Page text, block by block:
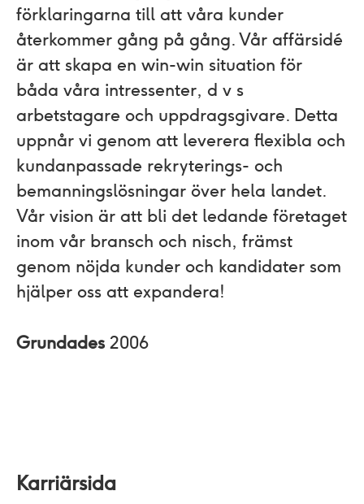
förklaringarna till att våra kunder
återkommer gång på gång. Vår affärsidé
är att skapa en win-win situation för
båda våra intressenter, d v s
arbetstagare och uppdragsgivare. Detta
uppnår vi genom att leverera flexibla och
kundanpassade rekryterings- och
bemanningslösningar över hela landet.
Vår vision är att bli det ledande företaget
inom vår bransch och nisch, främst
genom nöjda kunder och kandidater som
hjälper oss att expandera!
Grundades 2006
Karriärsida